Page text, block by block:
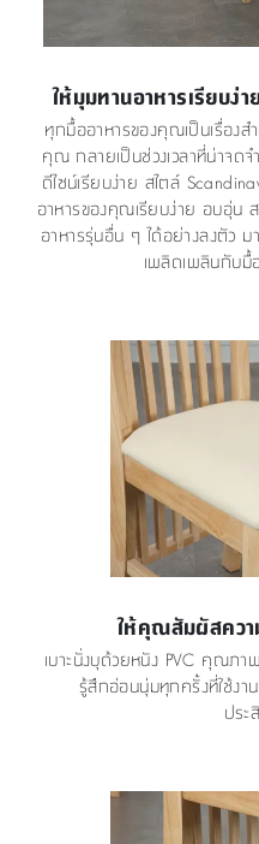
ให้มุมทานอาหารเรียบ
ทุกมื้ออาหารของคุณเป็นเรื่องส
คุณ กลายเป็นช่วงเวลาที่น่าจด
ดีไซน์เรียบง่าย สไตล์
อาหารของคุณเรียบง่าย อบอุ่น ส
อาหารรุ่นอื่น ๆ ได้อย่างลงตัว
เพลิดเพลินกับมื้
ให้คุณสัมผัสควา
เบาะนั่งบุด้วยหนัง PVC คุณภา
รู้สึกอ่อนนุ่มทุกครั้งที่ใช้งา
ประ